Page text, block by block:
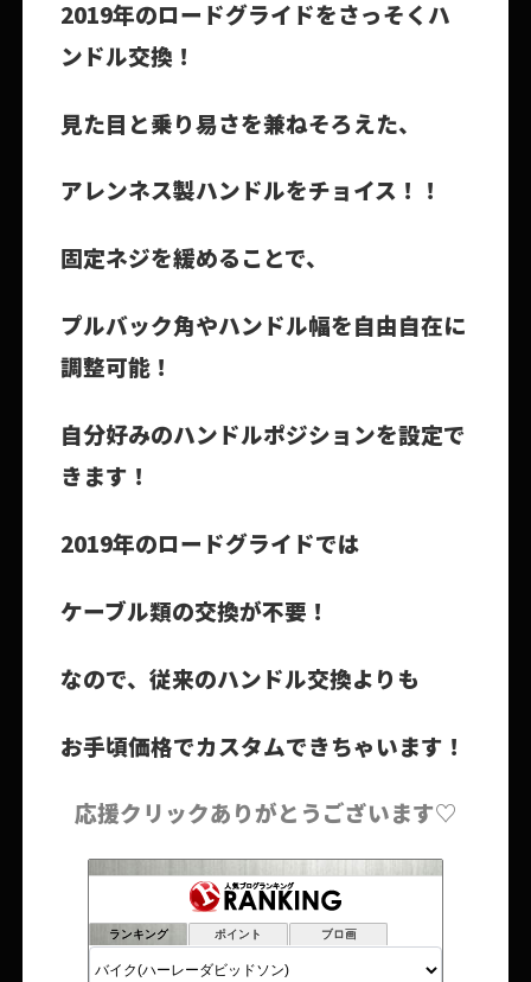
2019年のロードグライドをさっそくハ
ンドル交換！
見た目と乗り易さを兼ねそろえた、
アレンネス製ハンドルをチョイス！！
固定ネジを緩めることで、
プルバック角やハンドル幅を自由自在に
調整可能！
自分好みのハンドルポジションを設定で
きます！
2019年のロードグライドでは
ケーブル類の交換が不要！
なので、従来のハンドル交換よりも
お手頃価格でカスタムできちゃいます！
応援クリックありがとうございます♡
ランキング ポイント ブロ画